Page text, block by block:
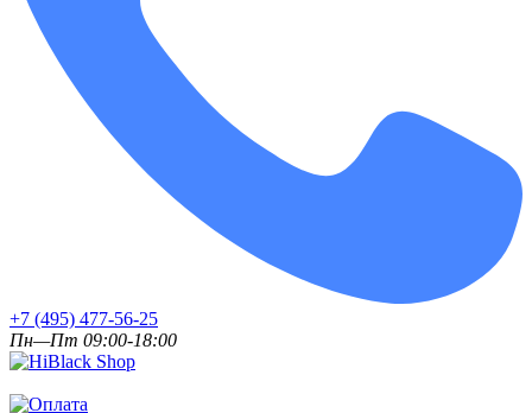
+7 (495) 477-56-25
Пн—Пт 09:00-18:00